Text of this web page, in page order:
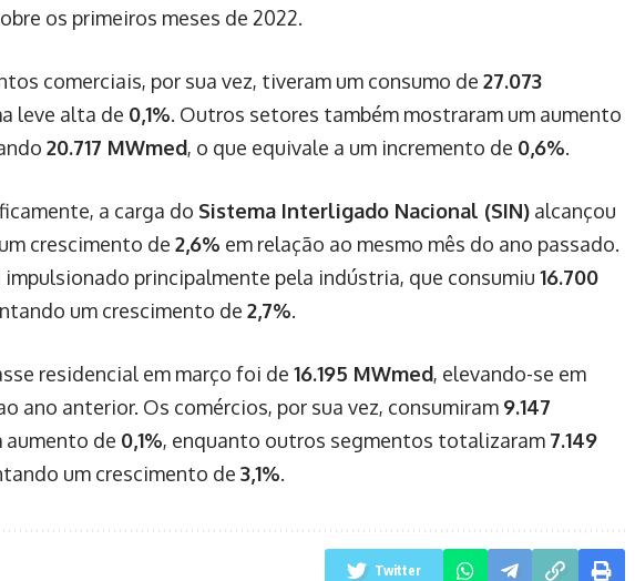
os primeiros meses de 2022.
comerciais, por sua vez, tiveram um consumo de 27.073
leve alta de 0,1%. Outros setores também mostraram um aumento
20.717 MWmed, o que equivale a um incremento de 0,6%.
a carga do Sistema Interligado Nacional (SIN) alcançou
crescimento de 2,6% em relação ao mesmo mês do ano passado.
principalmente pela indústria, que consumiu 16.700
um crescimento de 2,7%.
residencial em março foi de 16.195 MWmed, elevando-se em
ano anterior. Os comércios, por sua vez, consumiram 9.147
aumento de 0,1%, enquanto outros segmentos totalizaram 7.149
um crescimento de 3,1%.
Twitter